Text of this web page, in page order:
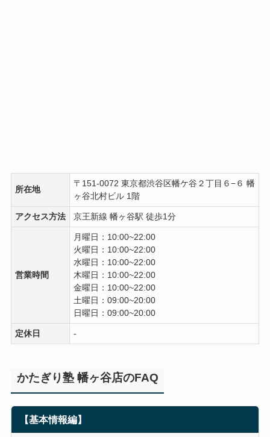
所在地
〒151-0072 東京都渋谷区幡ケ谷２丁目６−６ 幡
ヶ谷北村ビル 1階
アクセス方法 京王新線 幡ヶ谷駅 徒歩1分
営業時間
月曜日：10:00~22:00
火曜日：10:00~22:00
水曜日：10:00~22:00
木曜日：10:00~22:00
金曜日：10:00~22:00
土曜日：09:00~20:00
日曜日：09:00~20:00
定休日 -
かたぎり塾 幡ヶ谷店のFAQ
【基本情報編】